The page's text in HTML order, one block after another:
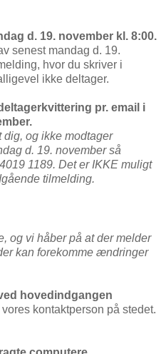
d. 19. november kl. 8:00.
senest mandag d. 19.
hvor du skriver i
ikke deltager.
pr. email i
og ikke modtager
d. 19. november så
1189. Det er IKKE muligt
tilmelding.
og vi håber på at der melder
kan forekomme ændringer
hovedindgangen
kontaktperson på stedet.